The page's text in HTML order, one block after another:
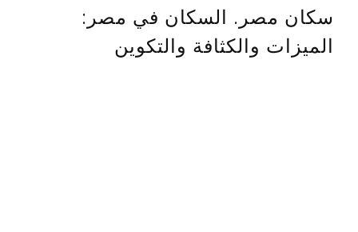
سكان مصر. السكان في مصر:
الميزات والكثافة والتكوين